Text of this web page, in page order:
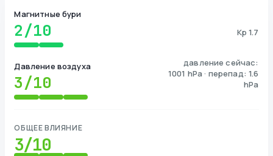
Магнитные бури
2/10 Kp 1.7
Давление воздуха
3/10
давление сейчас:
1001 hPa · перепад: 1.6
hPa
ОБЩЕЕ ВЛИЯНИЕ
3/10